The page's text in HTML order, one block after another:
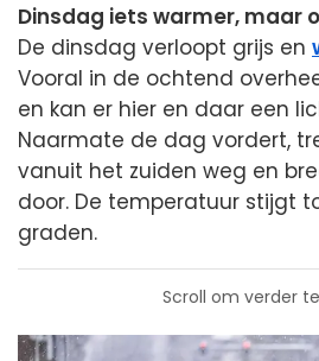
Dinsdag iets warmer, maar
De dinsdag verloopt grijs en
Vooral in de ochtend
en kan er hier en daar een
Naarmate de dag vordert,
vanuit het zuiden weg en
door. De temperatuur stijgt
graden.
Scroll om verder